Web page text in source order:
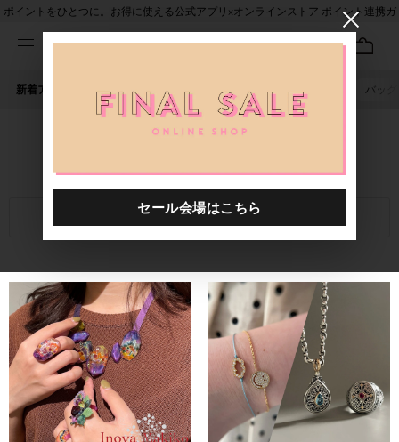
ポイントをひとつに。お得に使える公式アプリ×オンラインストア ポイント連携ガ
新着アイテム 人気ワード セール 40th限定 バッグ
ブログ一覧
絞り込み